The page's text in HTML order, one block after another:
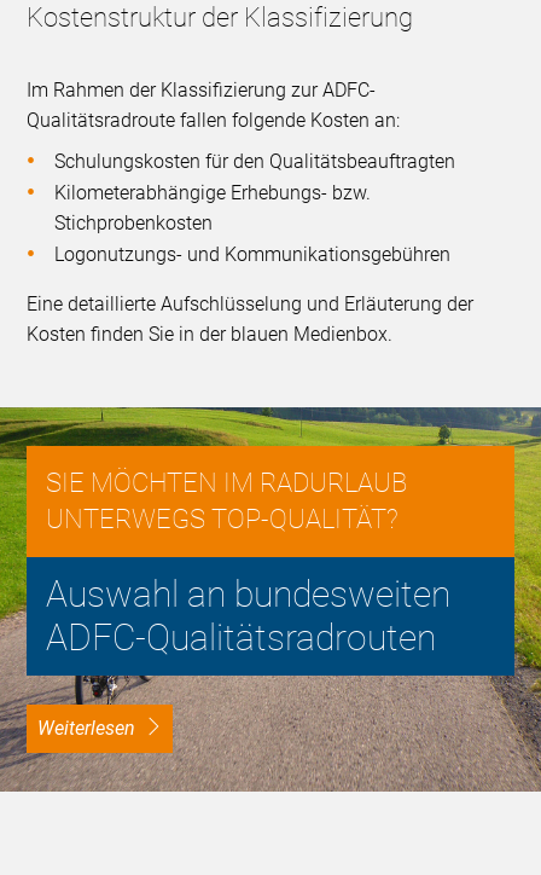
Kostenstruktur der Klassifizierung
Im Rahmen der Klassifizierung zur ADFC-
Qualitätsradroute fallen folgende Kosten an:
Schulungskosten für den Qualitätsbeauftragten
Kilometerabhängige Erhebungs- bzw.
Stichprobenkosten
Logonutzungs- und Kommunikationsgebühren
Eine detaillierte Aufschlüsselung und Erläuterung der
Kosten finden Sie in der blauen Medienbox.
SIE MÖCHTEN IM RADURLAUB
UNTERWEGS TOP-QUALITÄT?
Auswahl an bundesweiten
ADFC-Qualitätsradrouten
weiterlesen